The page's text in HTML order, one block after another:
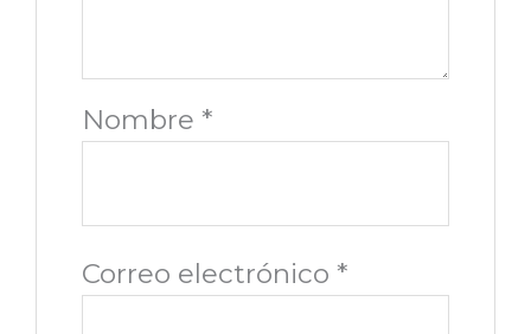
Nombre *
Correo electrónico *